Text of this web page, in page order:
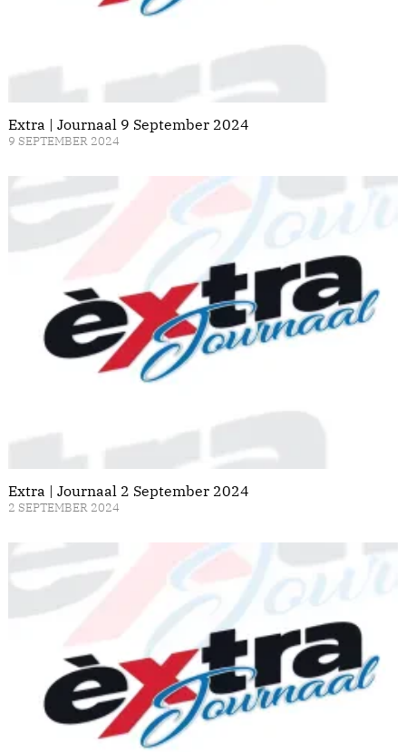
Extra | Journaal 9 September 2024
9 SEPTEMBER 2024
Extra | Journaal 2 September 2024
2 SEPTEMBER 2024